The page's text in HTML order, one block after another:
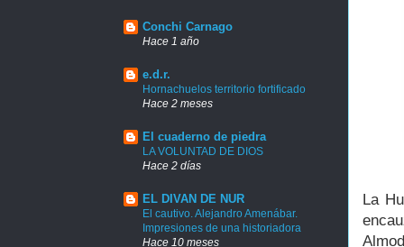
La
Conchi Carnago
Hace 1 año
e.d.r.
Hornachuelos territorio fortificado
Hace 2 meses
El cuaderno de piedra
LA VOLUNTAD DE DIOS
Hace 2 días
EL DIVAN DE NUR
El cautivo. Alejandro Amenábar.
Impresiones de una historiadora
Hace 10 meses